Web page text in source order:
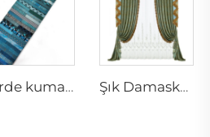
perde kumaşı, atkı yastığı, yastık kaplaması Şık Damasko Metinilleri ve Perdeler | Kaliteli Damasko Malzeme Dokuması